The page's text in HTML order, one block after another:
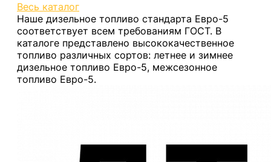
Весь каталог
Наше дизельное топливо стандарта Евро-5
соответствует всем требованиям ГОСТ. В
каталоге представлено высококачественное
топливо различных сортов: летнее и зимнее
дизельное топливо Евро-5, межсезонное
топливо Евро-5.